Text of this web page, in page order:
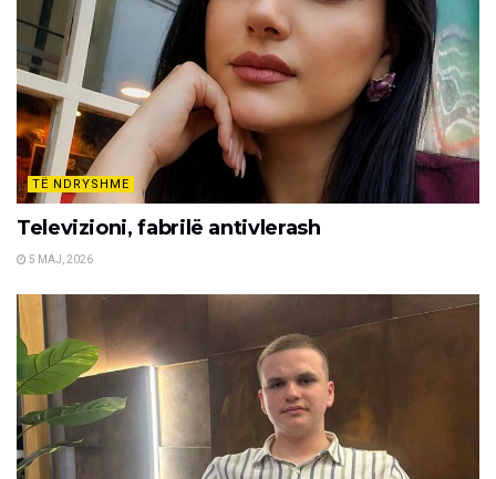
TË NDRYSHME
Televizioni, fabrilë antivlerash
5 MAJ, 2026